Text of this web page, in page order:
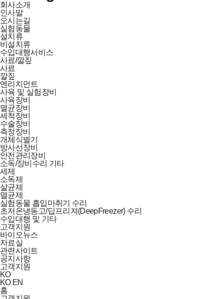
회사소개
인사말
오시는길
실험동물
설치류
비설치류
수입대행서비스
사료/깔짚
사료
깔짚
엔리치먼트
사육 및 실험장비
사육장비
멸균장비
세척장비
수술장비
측정장비
개체식별기
방사선장비
안전관리장비
소독/장비수리 기타
세제
소독제
살균제
멸균제
실험동물 흡입마취기 수리
초저온냉동고/딥프리져(DeepFreezer) 수리
수입대행 및 기타
고객지원
바이오뉴스
자료실
관련사이트
공지사항
고객지원
KO
KO EN
홈